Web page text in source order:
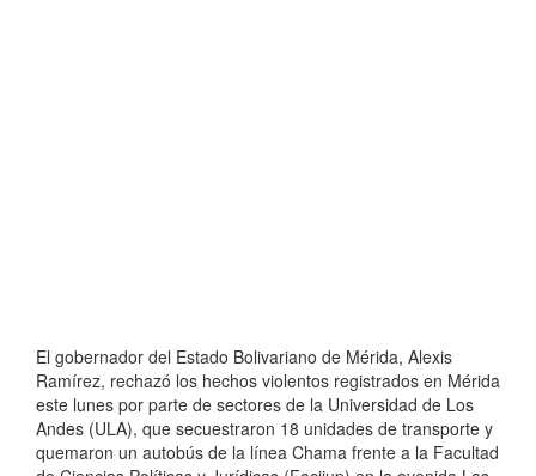
El gobernador del Estado Bolivariano de Mérida, Alexis
Ramírez, rechazó los hechos violentos registrados en Mérida
este lunes por parte de sectores de la Universidad de Los
Andes (ULA), que secuestraron 18 unidades de transporte y
quemaron un autobús de la línea Chama frente a la Facultad